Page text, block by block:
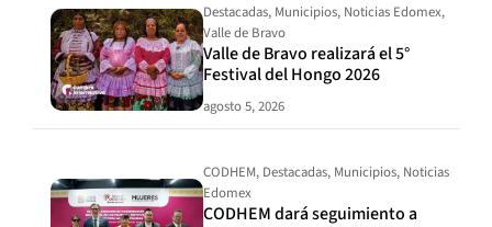
Destacadas, Municipios, Noticias Edomex,
Valle de Bravo
Valle de Bravo realizará el 5°
Festival del Hongo 2026
agosto 5, 2026
CODHEM, Destacadas, Municipios, Noticias
Edomex
CODHEM dará seguimiento a